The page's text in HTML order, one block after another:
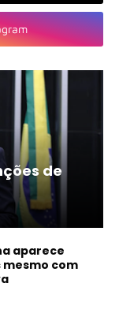
de
aparece
com